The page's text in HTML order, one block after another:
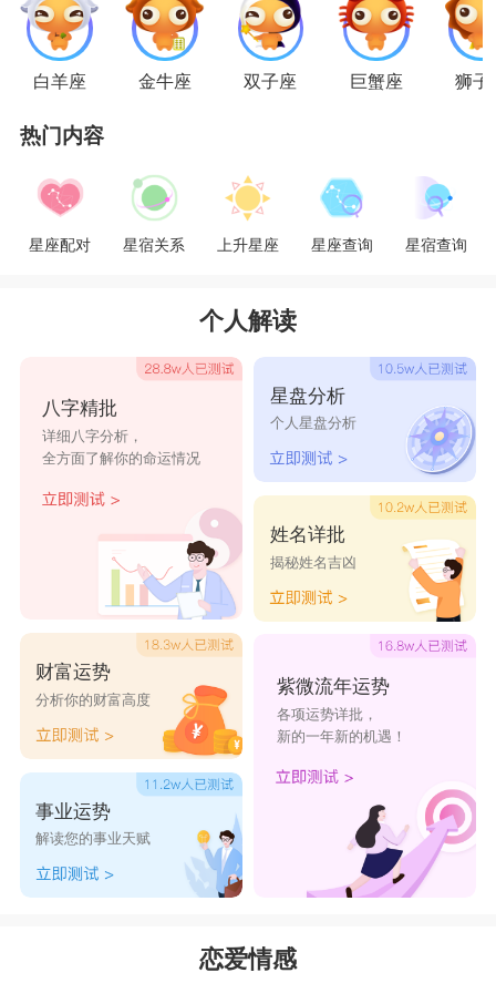
好感，也很难融合在一起，是各自独立的一对。金
牛座跟水瓶座在一起之初，可能会因为水瓶女孩的
那种太过极端的想法和行为方式，而水瓶也会因为
金牛的务实，而失去对他的兴趣。金牛和水瓶对音
乐、艺术或美术作品都抱有极大的兴趣，因此是一
对比较容易会生出具有艺术天赋的子女的组合。
水瓶座人和金牛座人，性格和观念截然相反，
水瓶座人永远都在追求者新的事物，跟着时代的脚
步，是潮流的跟随者，标新立异者。金牛座人追求
稳定的生活，保守，实际。金牛座人是活在当下，
而水瓶座人是着眼未来。水瓶座人追求新的生活，
让一贯保守、顺从、踏实、内向的金牛女也会想尝
试，往往有金牛女在被水瓶男多变的魅力所震慑后
一不留神就喜欢上了水瓶男。
当金牛女和水瓶男在一起后，才会发现，要追
着一直不断追求新的生活方式的水瓶人的脚步是很
累的一件事，金牛女有母性的光环更趋向于安稳的
家庭生活，有时候会接受不了水瓶座太极端的不理
会世俗条规的思想行为，而水瓶座男可能会受不了
金牛女固执保守死板的个性。虽然风一样的水瓶座
油和水一样，虽然连接在一起但是又相互独立，需
白羊座 金牛座 双子座 巨蟹座 狮子
热门内容
星座配对 星宿关系 上升星座 星座查询 星宿查询
个人解读
八字精批
详细八字分析，
全方面了解你的命运情况
财富运势
分析你的财富高度
事业运势
解读您的事业天赋
星盘分析
个人星盘分析
姓名详批
揭秘姓名吉凶
紫微流年运势
各项运势详批，
新的一年新的机遇！
恋爱情感